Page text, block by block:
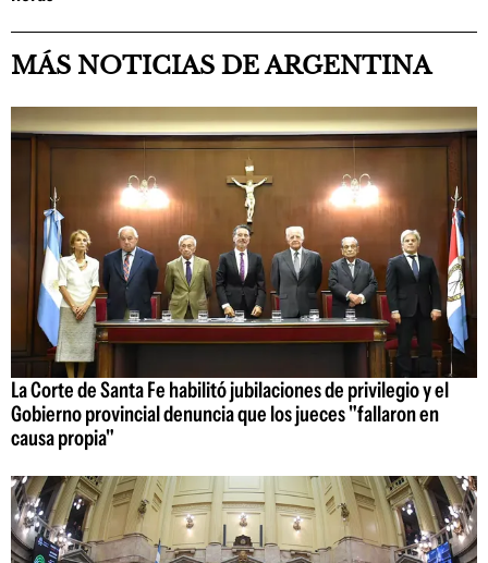
MÁS NOTICIAS DE ARGENTINA
La Corte de Santa Fe habilitó jubilaciones de privilegio y el
Gobierno provincial denuncia que los jueces "fallaron en
causa propia"